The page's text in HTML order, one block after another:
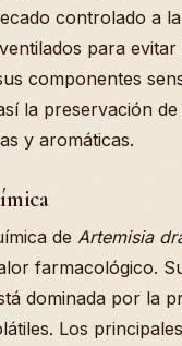
controlado a
para
componentes
la preservación
y aromáticas.
de Artemisia
farmacológico.
dominada por la
Los